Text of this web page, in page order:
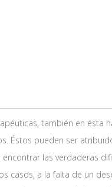
también en ésta
Éstos pueden ser
las verdaderas
casos, a la falta de un